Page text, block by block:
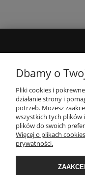
Dbamy o
Pliki cookies i
działanie strony i
potrzeb. Możesz
wszystkich tych plików
plików do swoich
Więcej o plikach
prywatności.